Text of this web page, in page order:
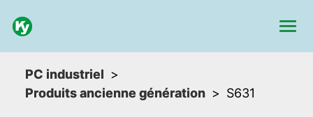
PC industriel
Produits ancienne génération
S631